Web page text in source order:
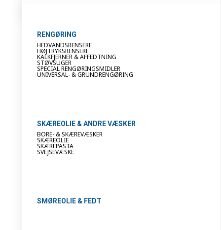
RENGØRING
HEDVANDSRENSERE
HØJTRYKSRENSERE
KALKFJERNER & AFFEDTNING
STØVSUGER
SPECIAL RENGØRINGSMIDLER
UNIVERSAL- & GRUNDRENGØRING
SKÆREOLIE & ANDRE VÆSKER
BORE- & SKÆREVÆSKER
SKÆREOLIE
SKÆREPASTA
SVEJSEVÆSKE
SMØREOLIE & FEDT